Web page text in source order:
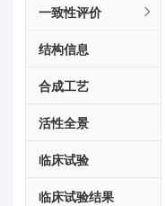
一致性评价
结构信息
合成工艺
活性全景
临床试验
临床试验结果